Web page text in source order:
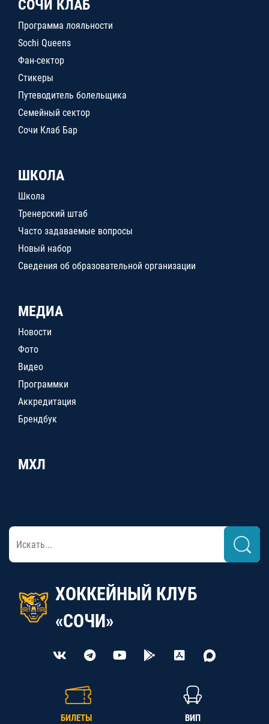
СОЧИ КЛАБ
Программа лояльности
Sochi Queens
Фан-сектор
Стикеры
Путеводитель болельщика
Семейный сектор
Сочи Клаб Бар
ШКОЛА
Школа
Тренерский штаб
Часто задаваемые вопросы
Новый набор
Сведения об образовательной организации
МЕДИА
Новости
Фото
Видео
Программки
Аккредитация
Брендбук
МХЛ
ХОККЕЙНЫЙ КЛУБ
«СОЧИ»
БИЛЕТЫ ВИП